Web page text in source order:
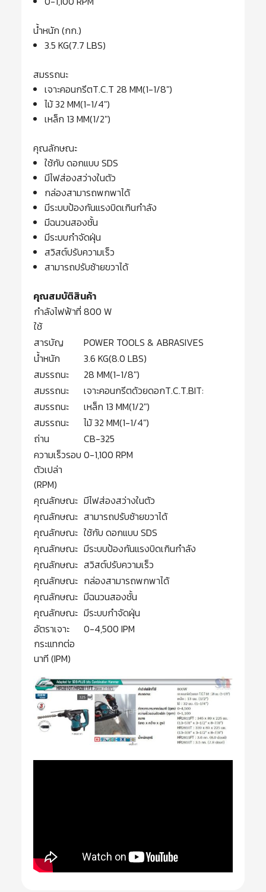
น้ำหนัก (กก.)
3.5 KG(7.7 LBS)
สมรรถนะ
เจาะคอนกรีตT.C.T 28 MM(1-1/8″)
ไม้ 32 MM(1-1/4″)
เหล็ก 13 MM(1/2″)
คุณลักษณะ
ใช้กับ ดอกแบบ SDS
มีไฟส่องสว่างในตัว
กล่องสามารถพกพาได้
มีระบบป้องกันแรงบิดเกินกำลัง
มีฉนวนสองชั้น
มีระบบกำจัดฝุ่น
สวิสต์ปรับความเร็ว
สามารถปรับซ้ายขวาได้
คุณสมบัติสินค้า
กำลังไฟฟ้าที่
ใช้
800 W
สารบัญ
POWER TOOLS & ABRASIVES
น้ำหนัก
3.6 KG(8.0 LBS)
สมรรถนะ
28 MM(1-1/8″)
สมรรถนะ
เจาะคอนกรีตด้วยดอกT.C.T.BIT:
สมรรถนะ
เหล็ก 13 MM(1/2″)
สมรรถนะ
ไม้ 32 MM(1-1/4″)
ถ่าน
CB-325
ความเร็วรอบ
ตัวเปล่า
(RPM)
0-1,100 RPM
คุณลักษณะ มีไฟส่องสว่างในตัว
คุณลักษณะ สามารถปรับซ้ายขวาได้
คุณลักษณะ ใช้กับ ดอกแบบ SDS
คุณลักษณะ มีระบบป้องกันแรงบิดเกินกำลัง
คุณลักษณะ สวิสต์ปรับความเร็ว
คุณลักษณะ กล่องสามารถพกพาได้
คุณลักษณะ มีฉนวนสองชั้น
คุณลักษณะ มีระบบกำจัดฝุ่น
อัตราเจาะ
กระแทกต่อ
นาที (IPM)
0-4,500 IPM